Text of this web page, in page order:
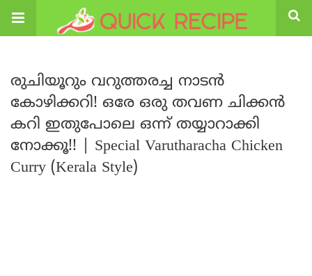
രുചിയൂറും വറുത്തരച്ച നാടൻ
കോഴിക്കറി! ഒരേ ഒരു തവണ ചിക്കൻ
കറി ഇതുപോലെ ഒന്ന് തയ്യാറാക്കി
നോക്കൂ!! | Special Varutharacha Chicken
Curry (Kerala Style)